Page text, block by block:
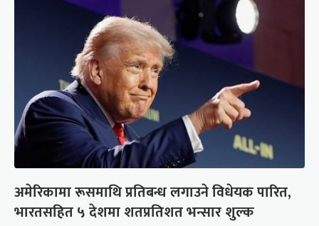
अमेरिकामा रूसमाथि प्रतिबन्ध लगाउने विधेयक पारित,
भारतसहित ५ देशमा शतप्रतिशत भन्सार शुल्क